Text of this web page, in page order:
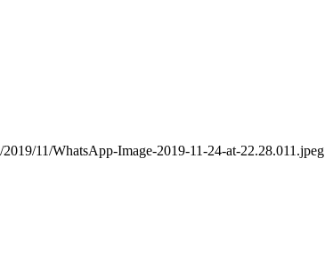
11/WhatsApp-Image-2019-11-24-at-22.28.011.jpeg